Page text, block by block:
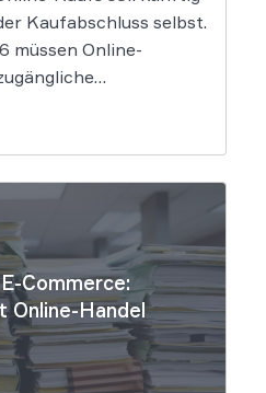
Kaufabschluss selbst.
müssen Online-
Wir erklären,
umsetzen müssen,
vermeiden. Bisher
[…]
Commerce:
Online-Handel